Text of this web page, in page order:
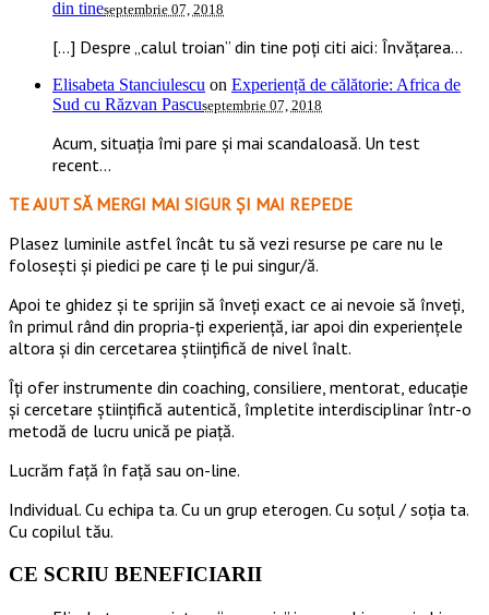
din tineseptembrie 07, 2018
[…] Despre „calul troian” din tine poți citi aici: Învățarea...
Elisabeta Stanciulescu on Experiență de călătorie: Africa de
Sud cu Răzvan Pascuseptembrie 07, 2018
Acum, situația îmi pare și mai scandaloasă. Un test
recent...
TE AJUT SĂ MERGI MAI SIGUR ȘI MAI REPEDE
​​Plasez luminile astfel încât tu să vezi resurse pe care nu le
folosești și piedici pe care ți le pui singur/ă.
Apoi te ghidez și te sprijin să înveți exact ce ai nevoie să înveți,
în primul rând din propria-ți experiență, iar apoi din experiențele
altora și din cercetarea științifică de nivel înalt.
Îți ofer instrumente din coaching, consiliere, mentorat, educație
și cercetare științifică autentică, împletite interdisciplinar într-o
metodă de lucru unică pe piață.
Lucrăm față în față sau on-line.
Individual. Cu echipa ta. Cu un grup eterogen. Cu soțul / soția ta.
Cu copilul tău.
CE SCRIU BENEFICIARII